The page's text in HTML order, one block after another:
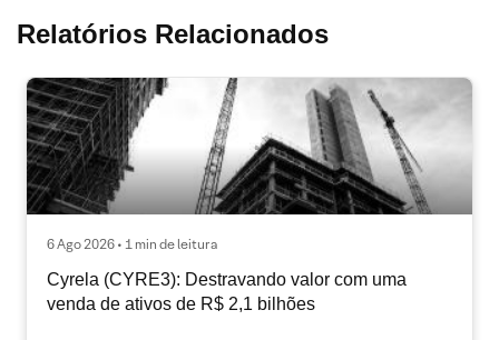
Relatórios Relacionados
6 Ago 2026 • 1 min de leitura
Cyrela (CYRE3): Destravando valor com uma
venda de ativos de R$ 2,1 bilhões